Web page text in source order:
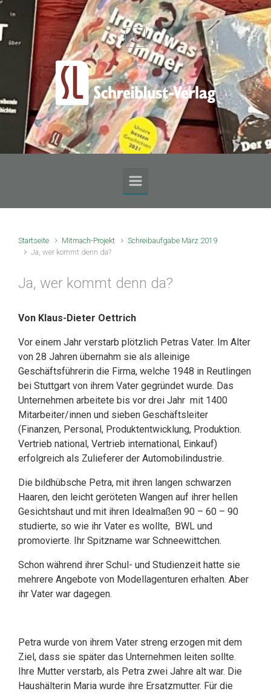
Zum Hauptinhalt springen
Startseite Mitmach-Projekt
Schreibaufgabe März 2019
Ja, wer kommt denn da?
Ja, wer kommt denn da?
Von Klaus-Dieter Oettrich
Vor einem Jahr verstarb plötzlich Petras Vater. Im Alter
von 28 Jahren übernahm sie als alleinige
Geschäftsführerin die Firma, welche 1948 in Reutlingen
bei Stuttgart von ihrem Vater gegründet wurde. Das
Unternehmen arbeitete bis vor drei Jahr mit 1400
Mitarbeiter/innen und sieben Geschäftsleiter
(Finanzen, Personal, Produktentwicklung, Produktion.
Vertrieb national, Vertrieb international, Einkauf)
erfolgreich als Zulieferer der Automobilindustrie.
Die bildhübsche Petra, mit ihren langen schwarzen
Haaren, den leicht geröteten Wangen auf ihrer hellen
Gesichtshaut und mit ihren Idealmaßen 90 – 60 – 90
studierte, so wie ihr Vater es wollte, BWL und
promovierte. Ihr Spitzname war Schneewittchen.
Schon während ihrer Schul- und Studienzeit hatte sie
mehrere Angebote von Modellagenturen erhalten. Aber
ihr Vater war dagegen.
Petra wurde von ihrem Vater streng erzogen mit dem
Ziel, dass sie später das Unternehmen leiten sollte.
Ihre Mutter verstarb, als Petra zwei Jahre alt war. Die
Haushälterin Maria wurde ihre Ersatzmutter. Für die